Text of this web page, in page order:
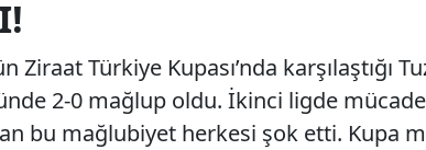
Ziraat Türkiye Kupası’nda karşılaştığı
2-0 mağlup oldu. İkinci ligde
bu mağlubiyet herkesi şok etti. Kupa